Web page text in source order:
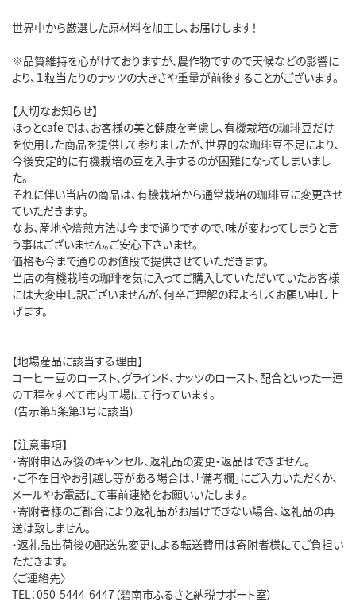
世界中から厳選した原材料を加工し、お届けします！
※品質維持を心がけておりますが、農作物ですので天候などの影響に
より、１粒当たりのナッツの大きさや重量が前後することがございます。
【大切なお知らせ】
ほっとcafeでは、お客様の美と健康を考慮し、有機栽培の珈琲豆だけ
を使用した商品を提供して参りましたが、世界的な珈琲豆不足により、
今後安定的に有機栽培の豆を入手するのが困難になってしまいまし
た。
それに伴い当店の商品は、有機栽培から通常栽培の珈琲豆に変更させ
ていただきます。
なお、産地や焙煎方法は今まで通りですので、味が変わってしまうと言
う事はございません。ご安心下さいませ。
価格も今まで通りのお値段で提供させていただきます。
当店の有機栽培の珈琲を気に入ってご購入していただいていたお客様
には大変申し訳ございませんが、何卒ご理解の程よろしくお願い申し上
げます。
【地場産品に該当する理由】
コーヒー豆のロースト、グラインド、ナッツのロースト、配合といった一連
の工程をすべて市内工場にて行っています。
（告示第5条第3号に該当）
【注意事項】
・寄附申込み後のキャンセル、返礼品の変更・返品はできません。
・ご不在日やお引越し等がある場合は、「備考欄」にご入力いただくか、
メールやお電話にて事前連絡をお願いいたします。
・寄附者様のご都合により返礼品がお届けできない場合、返礼品の再
送は致しません。
・返礼品出荷後の配送先変更による転送費用は寄附者様にてご負担い
ただきます。
〈ご連絡先〉
TEL：050-5444-6447（碧南市ふるさと納税サポート室）